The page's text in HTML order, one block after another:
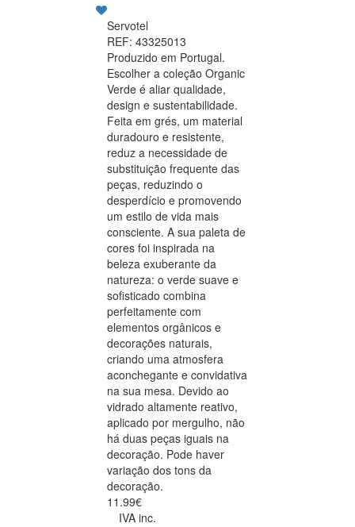
Servotel
REF: 43325013
Produzido em Portugal.
Escolher a coleção Organic
Verde é aliar qualidade,
design e sustentabilidade.
Feita em grés, um material
duradouro e resistente,
reduz a necessidade de
substituição frequente das
peças, reduzindo o
desperdício e promovendo
um estilo de vida mais
consciente. A sua paleta de
cores foi inspirada na
beleza exuberante da
natureza: o verde suave e
sofisticado combina
perfeitamente com
elementos orgânicos e
decorações naturais,
criando uma atmosfera
aconchegante e convidativa
na sua mesa. Devido ao
vidrado altamente reativo,
aplicado por mergulho, não
há duas peças iguais na
decoração. Pode haver
variação dos tons da
decoração.
11.99€
IVA inc.